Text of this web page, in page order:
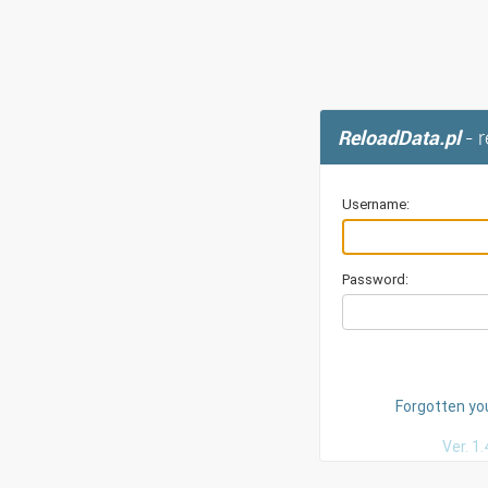
ReloadData.pl-
Username:
Password:
Forgotten
Ver.